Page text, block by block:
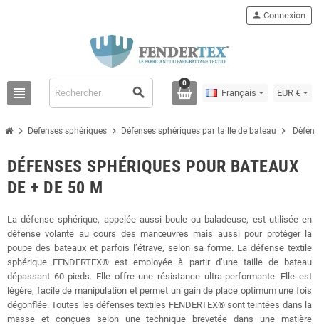
view_headline search
person Connexion
0
Français EUR €
chevron_right Défenses sphériques chevron_right Défenses sphériques par taille de bateau chevron_right
DÉFENSES SPHÉRIQUES POUR BATEAUX
DE + DE 50 M
La défense sphérique, appelée aussi boule ou baladeuse, est utilisée en
défense volante au cours des manœuvres mais aussi pour protéger la
poupe des bateaux et parfois l’étrave, selon sa forme. La défense textile
sphérique FENDERTEX® est employée à partir d’une taille de bateau
dépassant 60 pieds. Elle offre une résistance ultra-performante. Elle est
légère, facile de manipulation et permet un gain de place optimum une fois
dégonflée. Toutes les défenses textiles FENDERTEX® sont teintées dans la
masse et conçues selon une technique brevetée dans une matière